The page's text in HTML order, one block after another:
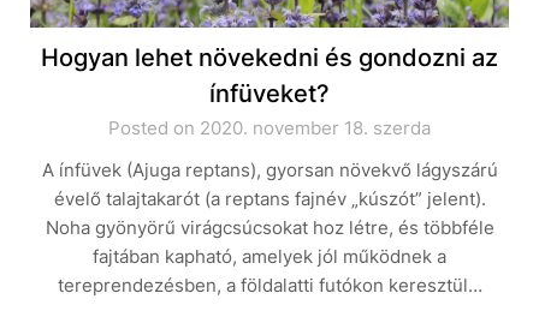
Hogyan lehet növekedni és gondozni az
ínfüveket?
Posted on 2020. november 18. szerda
A ínfüvek (Ajuga reptans), gyorsan növekvő lágyszárú
évelő talajtakarót (a reptans fajnév „kúszót” jelent).
Noha gyönyörű virágcsúcsokat hoz létre, és többféle
fajtában kapható, amelyek jól működnek a
tereprendezésben, a földalatti futókon keresztül…